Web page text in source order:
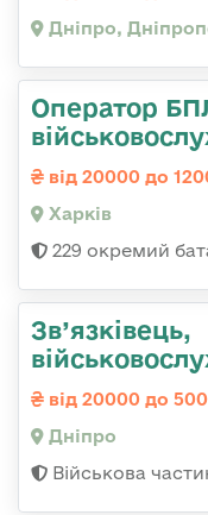
Дніпро,
Оператор
від 20000 до
Харків
229 окремий
Зв’язківець,
від 20000 до
Дніпро
Військова